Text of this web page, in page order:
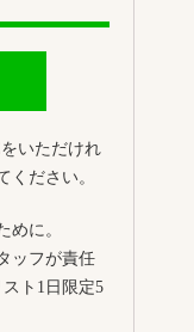
いただけれ
ください。
めに。
ッフが責任
ト1日限定5